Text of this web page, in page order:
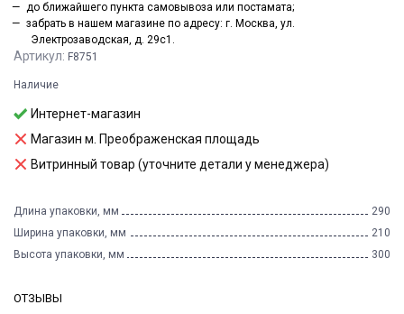
Артикул: F8751
Наличие
Интернет-магазин
Магазин м. Преображенская площадь
Витринный товар (уточните детали у менеджера)
Длина упаковки, мм
290
Ширина упаковки, мм
210
Высота упаковки, мм
300
до ближайшего пункта самовывоза или постамата;
забрать в нашем магазине по адресу: г. Москва, ул.
Электрозаводская, д. 29с1.
ОТЗЫВЫ